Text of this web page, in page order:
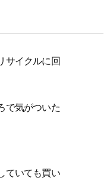
サイクルに回
で気がついた
ていても買い